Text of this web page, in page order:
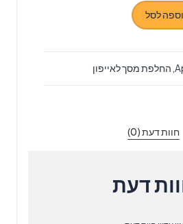
לסל
החלפת מסך לאייפון
חוות דעת (0)
דעת